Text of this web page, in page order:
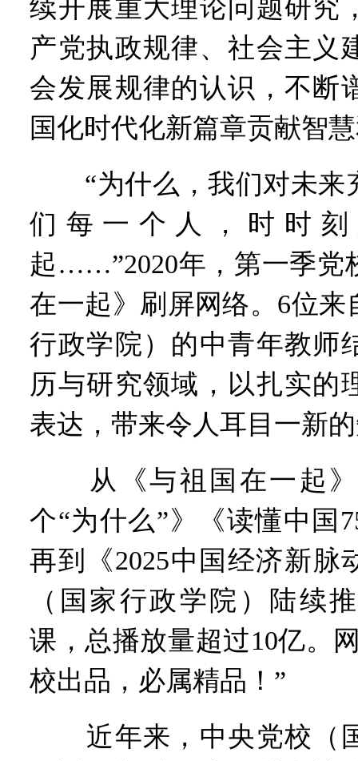
续开展重大理论问题研究
产党执政规律、社会主义
会发展规律的认识，不断
国化时代化新篇章贡献智
“为什么，我们对未来
们每一个人，时时
起……”2020年，第一季党
在一起》刷屏网络。6位来
行政学院）的中青年教师
历与研究领域，以扎实的
表达，带来令人耳目一新
从《与祖国在一起》
个“为什么”》《读懂中国
再到《2025中国经济新
（国家行政学院）陆续
课，总播放量超过10亿。
校出品，必属精品！”
近年来，中央党校（